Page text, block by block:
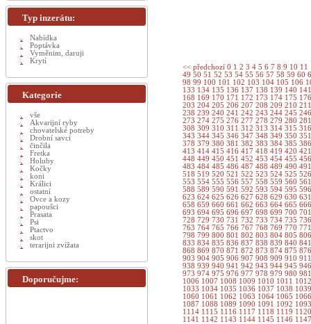
<< předchozí 0 1 2 3 4 5 6 7 8 9 10 11
49 50 51 52 53 54 55 56 57 58 59 60
98 99 100 101 102 103 104 105 106
133 134 135 136 137 138 139 140
168 169 170 171 172 173 174 175
203 204 205 206 207 208 209 210
238 239 240 241 242 243 244 245
273 274 275 276 277 278 279 280
308 309 310 311 312 313 314 315
343 344 345 346 347 348 349 350
378 379 380 381 382 383 384 385
413 414 415 416 417 418 419 420
448 449 450 451 452 453 454 455
483 484 485 486 487 488 489 490
518 519 520 521 522 523 524 525
553 554 555 556 557 558 559 560
588 589 590 591 592 593 594 595
623 624 625 626 627 628 629 630
658 659 660 661 662 663 664 665
693 694 695 696 697 698 699 700
728 729 730 731 732 733 734 735
763 764 765 766 767 768 769 770
798 799 800 801 802 803 804 805
833 834 835 836 837 838 839 840
868 869 870 871 872 873 874 875
903 904 905 906 907 908 909 910
938 939 940 941 942 943 944 945
973 974 975 976 977 978 979 980
1006 1007 1008 1009 1010 1011
1033 1034 1035 1036 1037 1038
1060 1061 1062 1063 1064 1065
1087 1088 1089 1090 1091 1092
1114 1115 1116 1117 1118 1119
1141 1142 1143 1144 1145 1146
Typ inzerátu:
Nabídka
Poptávka
Vyměnim, daruji
Krytí
Kategorie
vše
Akvarijní ryby
chovatelské potreby
Drobní savci
činčila
Fretka
Holuby
Kočky
koni
Králici
ostatní
Ovce a kozy
papoušci
Prasata
Psi
Ptactvo
skot
terarijni zvížata
Doporučujme: